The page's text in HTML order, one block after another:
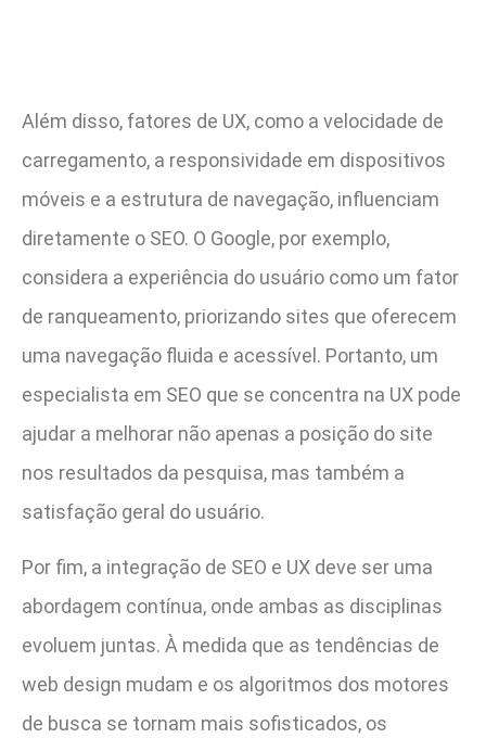
Além disso, fatores de UX, como a velocidade de
carregamento, a responsividade em dispositivos
móveis e a estrutura de navegação, influenciam
diretamente o SEO. O Google, por exemplo,
considera a experiência do usuário como um fator
de ranqueamento, priorizando sites que oferecem
uma navegação fluida e acessível. Portanto, um
especialista em SEO que se concentra na UX pode
ajudar a melhorar não apenas a posição do site
nos resultados da pesquisa, mas também a
satisfação geral do usuário.
Por fim, a integração de SEO e UX deve ser uma
abordagem contínua, onde ambas as disciplinas
evoluem juntas. À medida que as tendências de
web design mudam e os algoritmos dos motores
de busca se tornam mais sofisticados, os